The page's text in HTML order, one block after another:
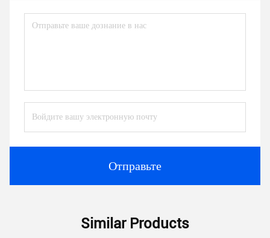
Отправьте
Similar Products